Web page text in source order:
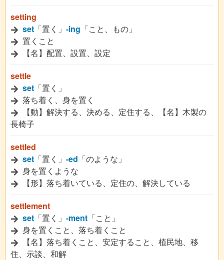
setting
set 「置く」 -ing 「こと、もの」
置くこと
【名】配置、設置、設定
settle
set 「置く」
落ち着く、身を置く
【動】解決する、決める、定住する、【名】木製の
長椅子
settled
set 「置く」 -ed 「のような」
身を置くような
【形】落ち着いている、定住の、解決している
settlement
set 「置く」 -ment 「こと」
身を置くこと、落ち着くこと
【名】落ち着くこと、安定すること、植民地、移
住、示談、和解